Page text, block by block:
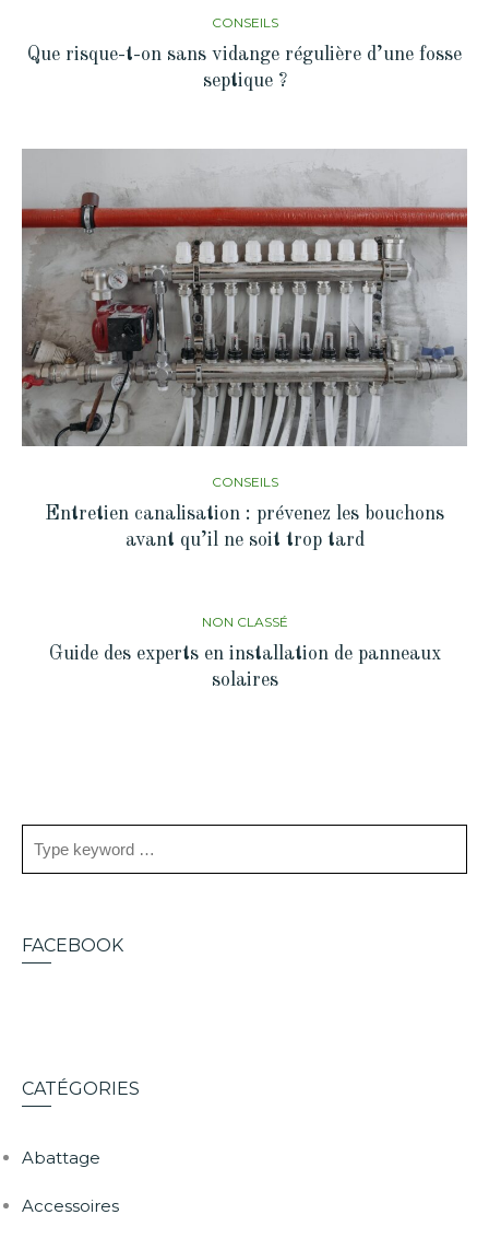
CONSEILS
Que risque-t-on sans vidange régulière d’une fosse
septique ?
CONSEILS
Entretien canalisation : prévenez les bouchons
avant qu’il ne soit trop tard
NON CLASSÉ
Guide des experts en installation de panneaux
solaires
FACEBOOK
CATÉGORIES
Abattage
Accessoires